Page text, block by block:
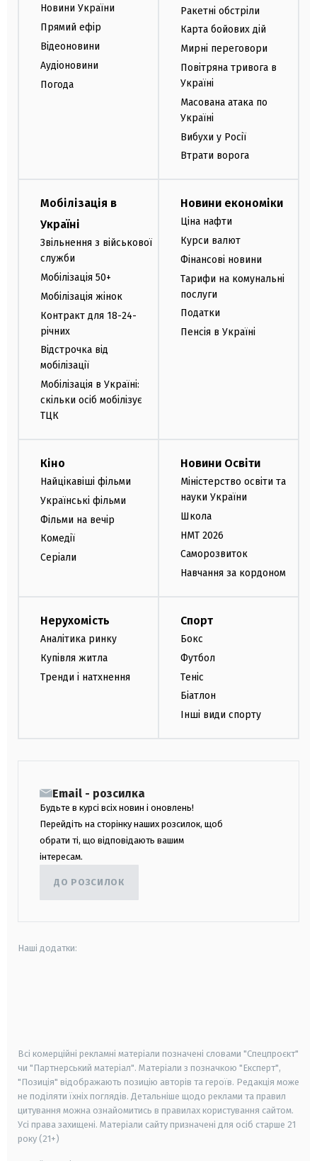
Новини України
Прямий ефір
Відеоновини
Аудіоновини
Погода
Ракетні обстріли
Карта бойових дій
Мирні переговори
Повітряна тривога в
Україні
Масована атака по
Україні
Вибухи у Росії
Втрати ворога
Мобілізація в
Україні
Звільнення з військової
служби
Мобілізація 50+
Мобілізація жінок
Контракт для 18-24-
річних
Відстрочка від
мобілізації
Мобілізація в Україні:
скільки осіб мобілізує
ТЦК
Новини економіки
Ціна нафти
Курси валют
Фінансові новини
Тарифи на комунальні
послуги
Податки
Пенсія в Україні
Кіно
Найцікавіші фільми
Українські фільми
Фільми на вечір
Комедії
Серіали
Новини Освіти
Міністерство освіти та
науки України
Школа
НМТ 2026
Саморозвиток
Навчання за кордоном
Нерухомість
Аналітика ринку
Купівля житла
Тренди і натхнення
Спорт
Бокс
Футбол
Теніс
Біатлон
Інші види спорту
Email - розсилка
Будьте в курсі всіх новин і оновлень!
Перейдіть на сторінку наших розсилок, щоб
обрати ті, що відповідають вашим
інтересам.
ДО РОЗСИЛОК
Наші додатки:
Всі комерційні рекламні матеріали позначені словами "Спецпроєкт"
чи "Партнерський матеріал". Матеріали з позначкою "Експерт",
"Позиція" відображають позицію авторів та героїв. Редакція може
не поділяти їхніх поглядів. Детальніше щодо реклами та правил
цитування можна ознайомитись в правилах користування сайтом.
Усі права захищені. Матеріали сайту призначені для осіб старше 21
року (21+)